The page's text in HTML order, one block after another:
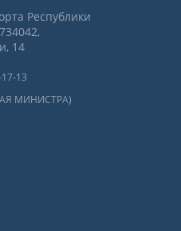
Республики
14
13
МИНИСТРА)